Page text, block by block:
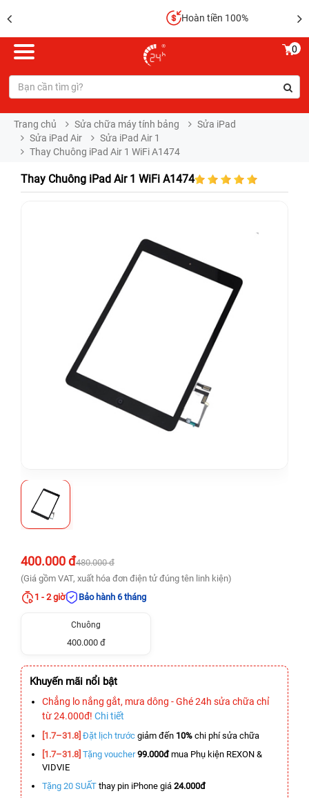
Hoàn tiền 100%
0
Trang chủ Sửa chữa máy tính bảng
Sửa iPad
Sửa iPad Air
Sửa iPad Air 1
Thay Chuông iPad Air 1 WiFi A1474
Thay Chuông iPad Air 1 WiFi A1474
400.000 đ480.000 đ
(Giá gồm VAT, xuất hóa đơn điện tử đúng tên linh kiện)
1 - 2 giờ
Bảo hành 6 tháng
Chuông
400.000 đ
Khuyến mãi nổi bật
Chẳng lo nắng gắt, mưa dông - Ghé 24h sửa chữa chỉ
từ 24.000đ! Chi tiết
[1.7–31.8] Đặt lịch trước giảm đến 10% chi phí sửa chữa
[1.7–31.8] Tặng voucher 99.000đmua Phụ kiện REXON &
VIDVIE
Tặng 20 SUẤT thay pin iPhone giá 24.000đ